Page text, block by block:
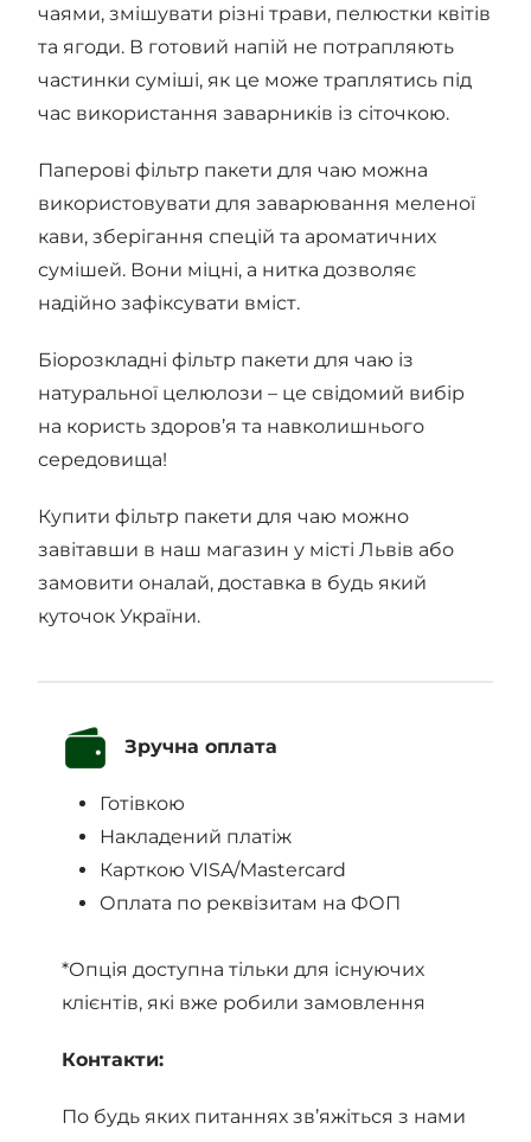
чаями, змішувати різні трави, пелюстки квітів
та ягоди. В готовий напій не потрапляють
частинки суміші, як це може траплятись під
час використання заварників із сіточкою.
Паперові фільтр пакети для чаю можна
використовувати для заварювання меленої
кави, зберігання спецій та ароматичних
сумішей. Вони міцні, а нитка дозволяє
надійно зафіксувати вміст.
Біорозкладні фільтр пакети для чаю із
натуральної целюлози – це свідомий вибір
на користь здоров’я та навколишнього
середовища!
Купити фільтр пакети для чаю можно
завітавши в наш магазин у місті Львів або
замовити оналай, доставка в будь який
куточок України.
Зручна оплата
Готівкою
Накладений платіж
Карткою VISA/Mastercard
Оплата по реквізитам на ФОП
*Опція доступна тільки для існуючих
клієнтів, які вже робили замовлення
Контакти:
По будь яких питаннях зв’яжіться з нами